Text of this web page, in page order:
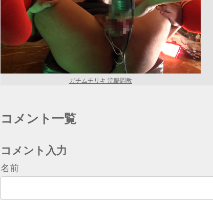
ガチムチリキ 浣腸調教
コメント一覧
コメント入力
名前